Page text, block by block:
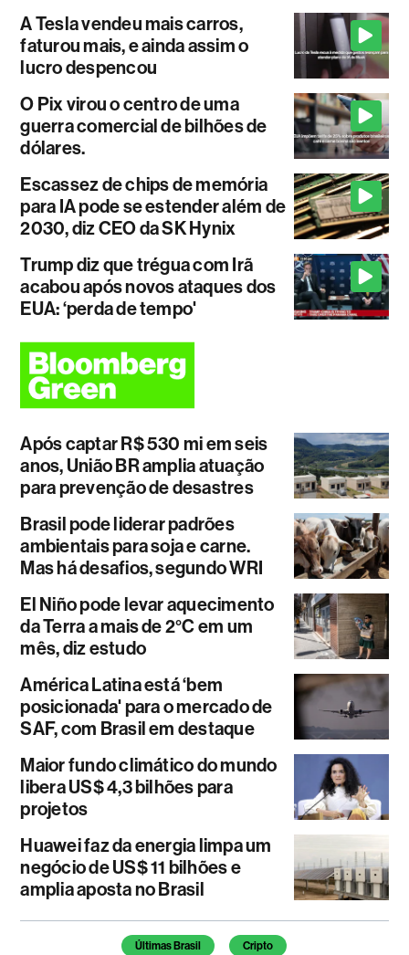
A Tesla vendeu mais carros,
faturou mais, e ainda assim o
lucro despencou
O Pix virou o centro de uma
guerra comercial de bilhões de
dólares.
Escassez de chips de memória
para IA pode se estender além de
2030, diz CEO da SK Hynix
Trump diz que trégua com Irã
acabou após novos ataques dos
EUA: ‘perda de tempo'
Após captar R$ 530 mi em seis
anos, União BR amplia atuação
para prevenção de desastres
Brasil pode liderar padrões
ambientais para soja e carne.
Mas há desafios, segundo WRI
El Niño pode levar aquecimento
da Terra a mais de 2°C em um
mês, diz estudo
América Latina está ‘bem
posicionada' para o mercado de
SAF, com Brasil em destaque
Maior fundo climático do mundo
libera US$ 4,3 bilhões para
projetos
Huawei faz da energia limpa um
negócio de US$ 11 bilhões e
amplia aposta no Brasil
Temas deste artigoÚltimas Brasil Cripto